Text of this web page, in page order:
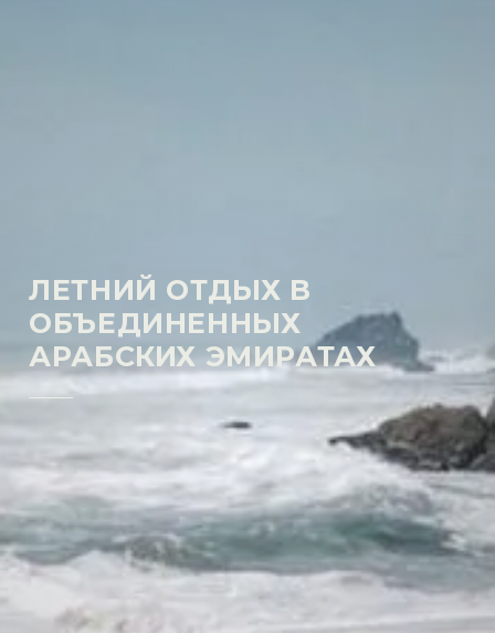
ЛЕТНИЙ ОТДЫХ В
ОБЪЕДИНЕННЫХ
АРАБСКИХ ЭМИРАТАХ